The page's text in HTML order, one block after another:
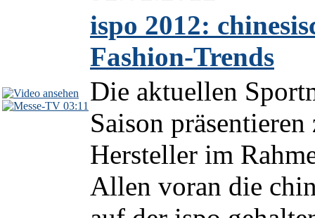
03:11
ispo 2012:
Fashion-Trends
Die aktuellen
Saison
Hersteller im
Allen voran die